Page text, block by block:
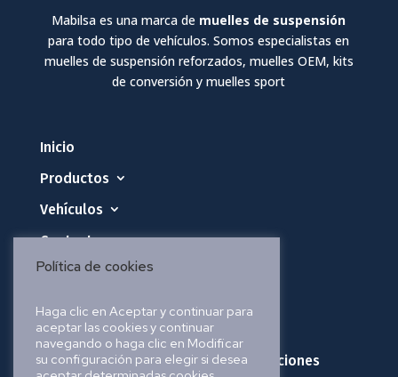
Mabilsa es una marca de muelles de suspensión
para todo tipo de vehículos. Somos especialistas en
muelles de suspensión reforzados, muelles OEM, kits
de conversión y muelles sport
Inicio
Productos
Vehículos
Contacto
Política de cookies
Política de envíos, pedidos y devoluciones
Política de cookies
Haga clic en Aceptar y continuar para
aceptar las cookies y continuar
navegando o haga clic en Modificar
su configuración para elegir si desea